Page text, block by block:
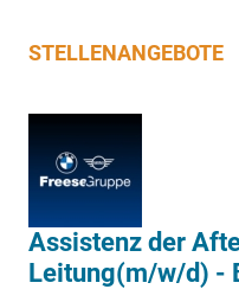
STELLENANGEBOTE
Assistenz der
Leitung(m/w/d) -